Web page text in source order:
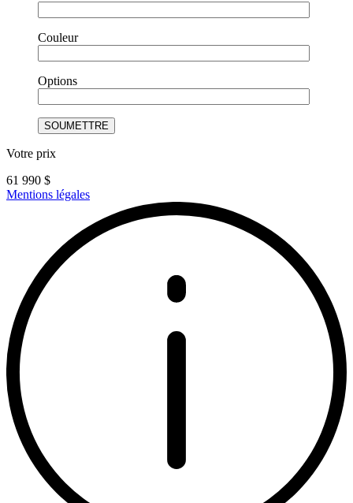
Couleur
Options
Votre prix
61 990 $
Mentions légales